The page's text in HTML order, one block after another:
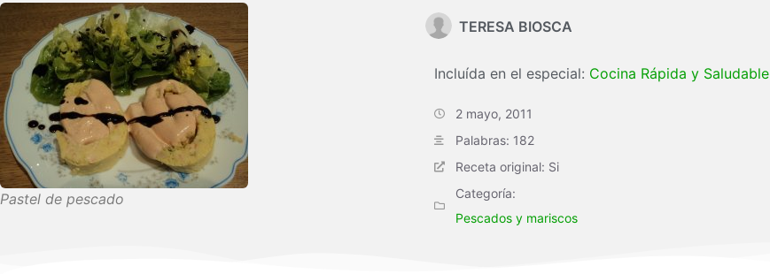
Pastel de pescado
TERESA BIOSCA
Incluída en el especial: Cocina Rápida y Saludable
2 mayo, 2011
Palabras: 182
Receta original: Si
Categoría:
Pescados y mariscos